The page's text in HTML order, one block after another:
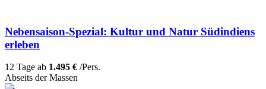
Nebensaison-Spezial: Kultur und Natur Südindiens
erleben
12 Tage ab 1.495 € /Pers.
Abseits der Massen